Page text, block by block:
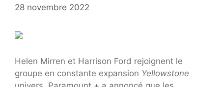
28 novembre 2022
Helen Mirren et Harrison Ford rejoignent le
groupe en constante expansion Yellowstone